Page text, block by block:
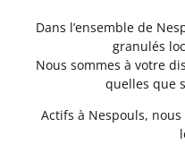
Dans l’ensemble de
granulés
Nous sommes à votre
quelles que
Actifs à Nespouls,